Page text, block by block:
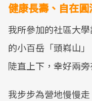
健康長壽、自在
我所參加的社區大
的小百岳「頭嵙山
陡直上下，幸好兩旁
我步步為營地慢慢